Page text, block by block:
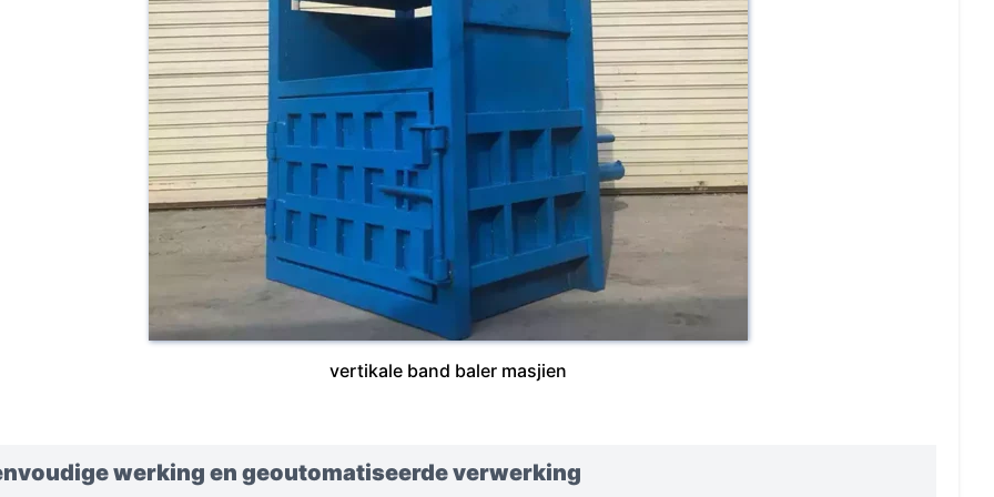
vertikale band baler masjien
werking en geoutomatiseerde verwerking